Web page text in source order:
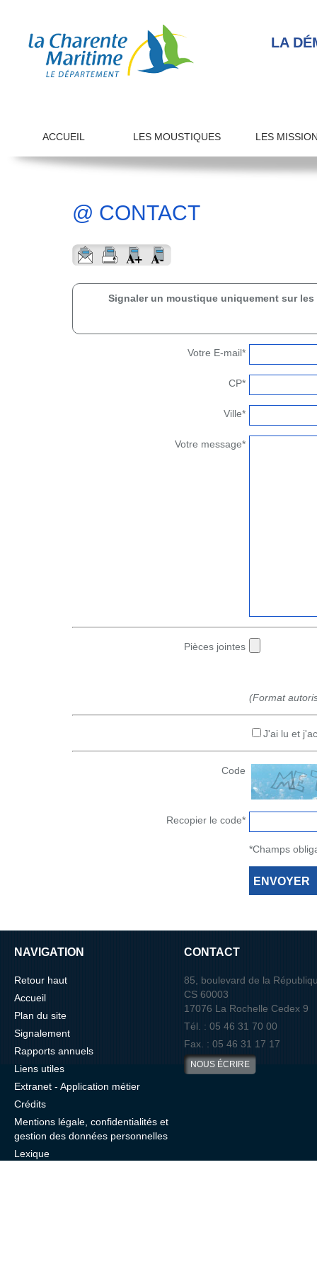
LA
ACCUEIL LES MOUSTIQUES LES
@ CONTACT
Signaler un moustique uniquement sur
Votre E-mail*
CP*
Ville*
Votre message*
Pièces jointes
(Format
J'ai lu et
Code
Recopier le code*
*Champs
NAVIGATION
Retour haut
Accueil
Plan du site
Signalement
Rapports annuels
Liens utiles
Extranet - Application métier
Crédits
Mentions légale, confidentialités et
gestion des données personnelles
Lexique
CONTACT
85, boulevard de la
CS 60003
17076 La Rochelle Cedex 9
Tél. : 05 46 31 70 00
Fax. : 05 46 31 17 17
NOUS ÉCRIRE